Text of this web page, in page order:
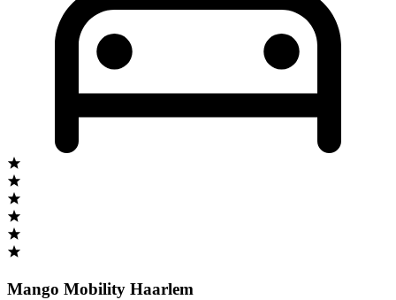
Mango Mobility Haarlem